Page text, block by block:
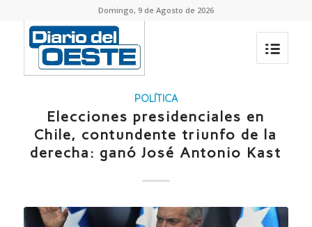
Domingo, 9 de Agosto de 2026
POLÍTICA
Elecciones presidenciales en
Chile, contundente triunfo de la
derecha: ganó José Antonio Kast